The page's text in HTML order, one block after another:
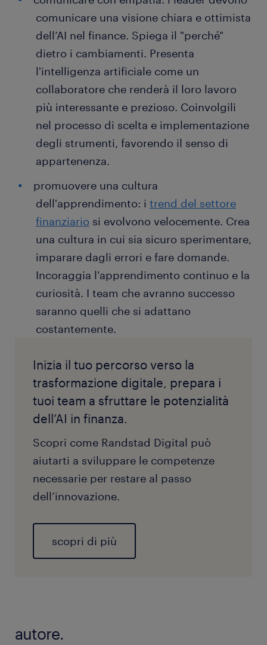
comunicare una visione chiara e ottimista
dell’AI nel finance. Spiega il "perché"
dietro i cambiamenti. Presenta
l'intelligenza artificiale come un
collaboratore che renderà il loro lavoro
più interessante e prezioso. Coinvolgili
nel processo di scelta e implementazione
degli strumenti, favorendo il senso di
appartenenza.
promuovere una cultura
dell'apprendimento: i trend del settore
finanziario si evolvono velocemente. Crea
una cultura in cui sia sicuro sperimentare,
imparare dagli errori e fare domande.
Incoraggia l'apprendimento continuo e la
curiosità. I team che avranno successo
saranno quelli che si adattano
costantemente.
Inizia il tuo percorso verso la
trasformazione digitale, prepara i
tuoi team a sfruttare le potenzialità
dell’AI in finanza.
Scopri come Randstad Digital può
aiutarti a sviluppare le competenze
necessarie per restare al passo
dell’innovazione.
scopri di più
autore.